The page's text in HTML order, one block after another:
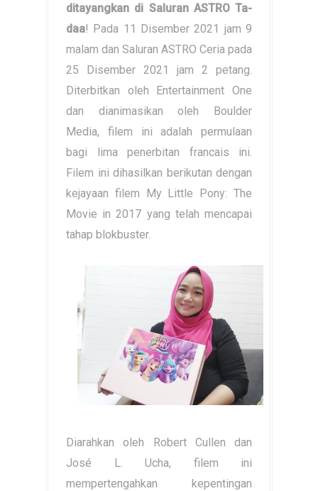
ditayangkan di Saluran ASTRO Ta-
daa! Pada 11 Disember 2021 jam 9
malam dan Saluran ASTRO Ceria pada
25 Disember 2021 jam 2 petang.
Diterbitkan oleh Entertainment One
dan dianimasikan oleh Boulder
Media, filem ini adalah permulaan
bagi lima penerbitan francais ini.
Filem ini dihasilkan berikutan dengan
kejayaan filem My Little Pony: The
Movie in 2017 yang telah mencapai
tahap blokbuster.
Diarahkan oleh Robert Cullen dan
José L. Ucha, filem ini
mempertengahkan kepentingan